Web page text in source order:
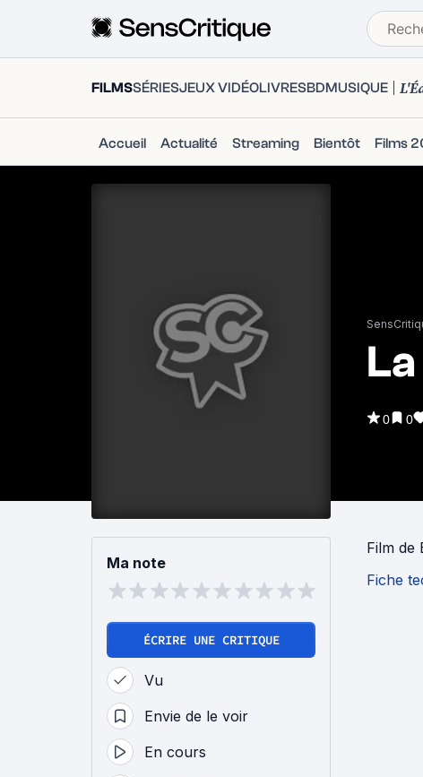
FILMSSÉRIESJEUX VIDÉOLIVRESBDMUSIQUE
Accueil Actualité Streaming Bientôt Films
0 0
Ma note
ÉCRIRE UNE CRITIQUE
Vu
Envie de le voir
En cours
Film de
Fiche